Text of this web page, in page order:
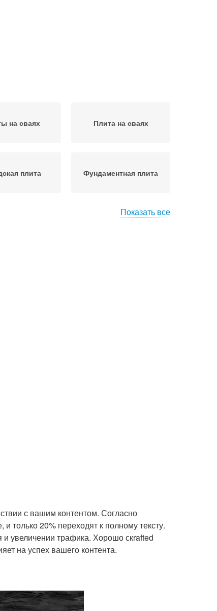
на сваях Плита на сваях
плита Фундаментная плита
Показать все
с вашим контентом. Согласно
только 20% переходят к полному тексту.
увеличении трафика. Хорошо скrafted
на успех вашего контента.